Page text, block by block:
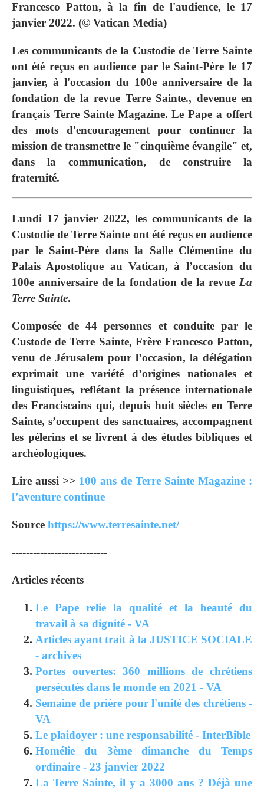
Francesco Patton, à la fin de l'audience, le 17
janvier 2022. (© Vatican Media)
Les communicants de la Custodie de Terre Sainte
ont été reçus en audience par le Saint-Père le 17
janvier, à l'occasion du 100e anniversaire de la
fondation de la revue Terre Sainte., devenue en
français Terre Sainte Magazine. Le Pape a offert
des mots d'encouragement pour continuer la
mission de transmettre le "cinquième évangile" et,
dans la communication, de construire la
fraternité.
Lundi 17 janvier 2022, les communicants de la
Custodie de Terre Sainte ont été reçus en audience
par le Saint-Père dans la Salle Clémentine du
Palais Apostolique au Vatican, à l’occasion du
100e anniversaire de la fondation de la revue La
Terre Sainte.
Composée de 44 personnes et conduite par le
Custode de Terre Sainte, Frère Francesco Patton,
venu de Jérusalem pour l’occasion, la délégation
exprimait une variété d’origines nationales et
linguistiques, reflétant la présence internationale
des Franciscains qui, depuis huit siècles en Terre
Sainte, s’occupent des sanctuaires, accompagnent
les pèlerins et se livrent à des études bibliques et
archéologiques.
Lire aussi >> 100 ans de Terre Sainte Magazine :
l’aventure continue
Source https://www.terresainte.net/
---------------------------
Articles récents
Le Pape relie la qualité et la beauté du
travail à sa dignité - VA
Articles ayant trait à la JUSTICE SOCIALE
- archives
Portes ouvertes: 360 millions de chrétiens
persécutés dans le monde en 2021 - VA
Semaine de prière pour l'unité des chrétiens -
VA
Le plaidoyer : une responsabilité - InterBible
Homélie du 3ème dimanche du Temps
ordinaire - 23 janvier 2022
La Terre Sainte, il y a 3000 ans ? Déjà une